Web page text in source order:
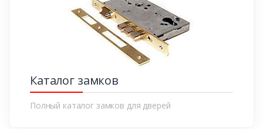
Каталог замков
Полный каталог замков для дверей